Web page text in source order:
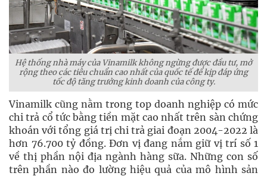
Hệ thống nhà máy của Vinamilk không ngừng được đầu tư, mở
rộng theo các tiêu chuẩn cao nhất của quốc tế để kịp đáp ứng
tốc độ tăng trưởng kinh doanh của công ty.
Vinamilk cũng nằm trong top doanh nghiệp có mức
chi trả cổ tức bằng tiền mặt cao nhất trên sàn chứng
khoán với tổng giá trị chi trả giai đoạn 2004-2022 là
hơn 76.700 tỷ đồng. Đơn vị đang nắm giữ vị trí số 1
về thị phần nội địa ngành hàng sữa. Những con số
trên phần nào đo lường hiệu quả của mô hình sản